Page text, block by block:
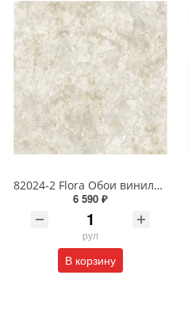
82024-2 Flora Обои виниловые на бумажной основе 1.06*15.6
6 590 ₽
рул
В корзину